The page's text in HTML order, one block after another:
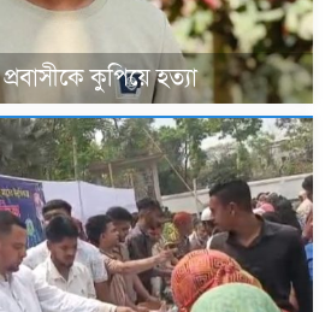
কুপিয়ে হত্যা